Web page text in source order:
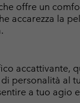
offre un
accarezza la
accattivante,
personalità al
a tuo agio